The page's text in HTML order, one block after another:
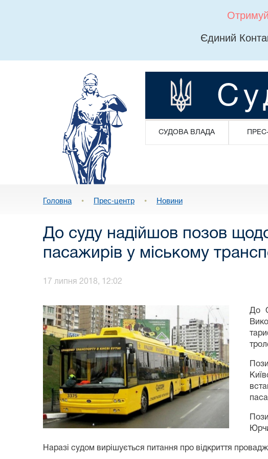
Єдиний
СУДОВА ВЛАДА
Головна • Прес-центр • Новини
До суду надійшов позов
пасажирів у міському
17 липня 2018, 12:02
До
Наразі судом вирішується питання про відкриття